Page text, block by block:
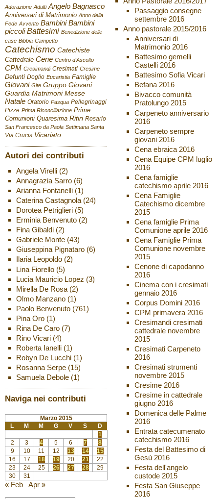
Adorazione Adulti Angelo Bagnasco
Anniversari di Matrimonio Anno della
Fede Avvento Bambini Bambini
piccoli Battesimi Benedizione delle
case Bibbia Campetto
Catechismo Catechiste
Cattedrale Cene Centro d'Ascolto
CPM Cresimandi Cresimati Cresime
Defunti Doglio Eucaristia Famiglie
Giovani Gite Gruppo Giovani
Guardia Matrimoni Messe
Natale Oratorio Pasqua Pellegrinaggi
Pizze Prima Riconciliazione Prime
Comunioni Quaresima Ritiri Rosario
San Francesco da Paola Settimana Santa
Via Crucis Vicariato
Autori dei contributi
Angela Virelli(2)
Annagrazia Sarro(6)
Arianna Fontanelli(1)
Caterina Castagnola(24)
Dorotea Petriglieri(5)
Erminia Benvenuto(2)
Fina Gibaldi(2)
Gabriele Monte(43)
Giuseppina Pignataro(6)
Ilaria Leopoldo(2)
Lina Fiorello(5)
Lucia Mauricio Lopez (3)
Mirella De Rosa(2)
Olmo Manzano(1)
Paolo Benvenuto(761)
Pina Oro(1)
Rina De Caro(7)
Rino Vicari(4)
Roberta Ianelli(1)
Robyn De Lucchi(1)
Rosanna Serpe(15)
Samuela Debole(1)
Naviga nei contributi
Marzo 2015
L
M M G V S
D
1
2
3 4 5 6 7
8
9
10 11 12 13 14
15
16
17 18 19 20 21
22
23
24 25 26 27 28
29
30
31
« Feb Apr »
Passaggio consegne
settembre 2016
Anno pastorale 2015/2016
Anniversari di
Matrimonio 2016
Battesimo gemelli
Castelli 2016
Battesimo Sofia Vicari
Befana 2016
Bivacco comunità
Pratolungo 2015
Carpeneto anniversario
2016
Carpeneto sempre
giovani 2016
Cena ebraica 2016
Cena Equipe CPM luglio
2016
Cena famiglie
catechismo aprile 2016
Cena Famiglie
Catechismo dicembre
2015
Cena famiglie Prima
Comunione aprile 2016
Cena Famiglie Prima
Comunione novembre
2015
Cenone di capodanno
2016
Cinema con i cresimati
gennaio 2016
Corpus Domini 2016
CPM primavera 2016
Cresimandi cresimati
cattedrale novembre
2015
Cresimati Carpeneto
2016
Cresimati strumenti
novembre 2015
Cresime 2016
Cresime in cattedrale
giugno 2016
Domenica delle Palme
2016
Entrata catecumenato
catechismo 2016
Festa del Battesimo di
Gesù 2016
Festa dell'angelo
custode 2015
Festa San Giuseppe
2016